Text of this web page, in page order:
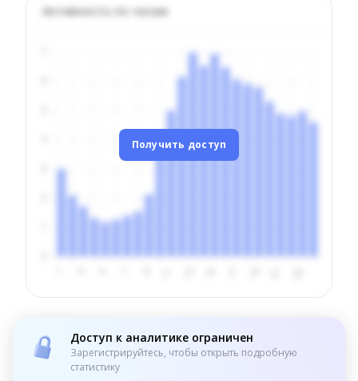
Активность по часам
Получить доступ
Доступ к аналитике ограничен
Зарегистрируйтесь, чтобы открыть подробную
статистику